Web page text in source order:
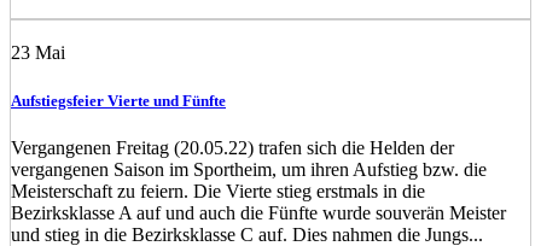
23 Mai
Aufstiegsfeier Vierte und Fünfte
Vergangenen Freitag (20.05.22) trafen sich die Helden der
vergangenen Saison im Sportheim, um ihren Aufstieg bzw. die
Meisterschaft zu feiern. Die Vierte stieg erstmals in die
Bezirksklasse A auf und auch die Fünfte wurde souverän Meister
und stieg in die Bezirksklasse C auf. Dies nahmen die Jungs...